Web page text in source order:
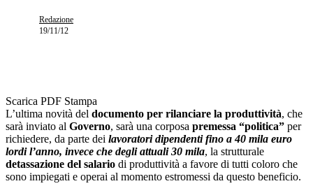
Redazione
19/11/12
Scarica PDF Stampa
L’ultima novità del documento per rilanciare la produttività, che
sarà inviato al Governo, sarà una corposa premessa “politica” per
richiedere, da parte dei lavoratori dipendenti fino a 40 mila euro
lordi l’anno, invece che degli attuali 30 mila, la strutturale
detassazione del salario di produttività a favore di tutti coloro che
sono impiegati e operai al momento estromessi da questo beneficio.